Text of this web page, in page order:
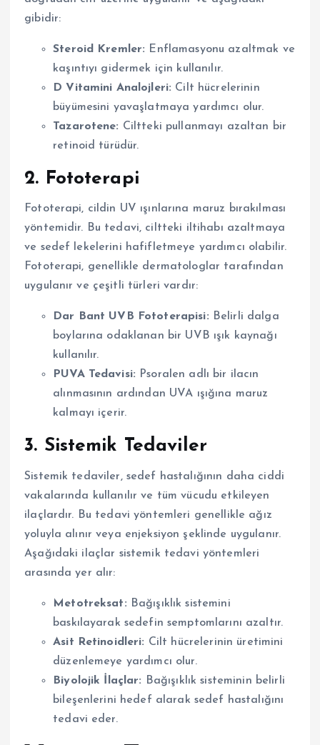
gibidir:
Steroid Kremler: Enflamasyonu azaltmak ve
kaşıntıyı gidermek için kullanılır.
D Vitamini Analojleri: Cilt hücrelerinin
büyümesini yavaşlatmaya yardımcı olur.
Tazarotene: Ciltteki pullanmayı azaltan bir
retinoid türüdür.
2. Fototerapi
Fototerapi, cildin UV ışınlarına maruz bırakılması
yöntemidir. Bu tedavi, ciltteki iltihabı azaltmaya
ve sedef lekelerini hafifletmeye yardımcı olabilir.
Fototerapi, genellikle dermatologlar tarafından
uygulanır ve çeşitli türleri vardır:
Dar Bant UVB Fototerapisi: Belirli dalga
boylarına odaklanan bir UVB ışık kaynağı
kullanılır.
PUVA Tedavisi: Psoralen adlı bir ilacın
alınmasının ardından UVA ışığına maruz
kalmayı içerir.
3. Sistemik Tedaviler
Sistemik tedaviler, sedef hastalığının daha ciddi
vakalarında kullanılır ve tüm vücudu etkileyen
ilaçlardır. Bu tedavi yöntemleri genellikle ağız
yoluyla alınır veya enjeksiyon şeklinde uygulanır.
Aşağıdaki ilaçlar sistemik tedavi yöntemleri
arasında yer alır:
Metotreksat: Bağışıklık sistemini
baskılayarak sedefin semptomlarını azaltır.
Asit Retinoidleri: Cilt hücrelerinin üretimini
düzenlemeye yardımcı olur.
Biyolojik İlaçlar:
Bağışıklık sisteminin belirli
bileşenlerini hedef alarak sedef hastalığını
tedavi eder.